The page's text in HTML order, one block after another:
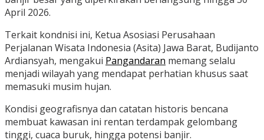
April 2026.
Terkait kondnisi ini, Ketua Asosiasi Perusahaan
Perjalanan Wisata Indonesia (Asita) Jawa Barat, Budijanto
Ardiansyah, mengakui Pangandaran memang selalu
menjadi wilayah yang mendapat perhatian khusus saat
memasuki musim hujan.
Kondisi geografisnya dan catatan historis bencana
membuat kawasan ini rentan terdampak gelombang
tinggi, cuaca buruk, hingga potensi banjir.